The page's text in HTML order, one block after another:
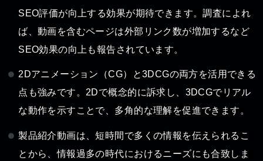
SEO評価が向上する効果が期待できます。調査によれ
ば、動画を含むページは外部リンク数が増加するなど
SEO効果の向上も報告されています。
2Dアニメーション（CG）と3DCGの両方を活用できる
点も強みです。2Dで概念的に訴求し、3DCGでリアル
な動作を示すことで、多角的な理解を促進できます。
製品紹介動画は、短時間で多くの情報を伝えられるこ
とから、情報過多の時代におけるニーズにも合致しま